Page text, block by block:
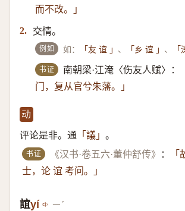
而不改。」
2. 交情。
例如 如： 「友 谊 」 、 「乡 谊 」 、
书证 南朝梁·江淹〈伤友人赋〉：
门，复从官兮朱藩。」
动
评论是非。通 「議」 。
书证 《汉书·卷五六·董仲舒传》 ：
士，论 谊 考问。」
誼​yí ㄧˊ